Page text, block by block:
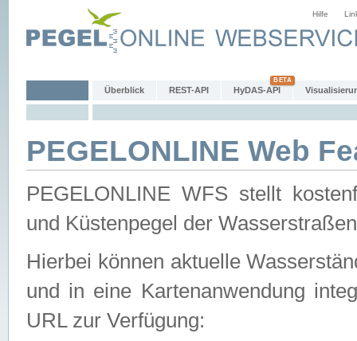
Hilfe
Überblick REST-API HyDAS-API
PEGELONLINE Web
PEGELONLINE WFS stellt
und Küstenpegel der
Hierbei können aktuelle
und in eine Kartenanwendung
URL zur Verfügung: